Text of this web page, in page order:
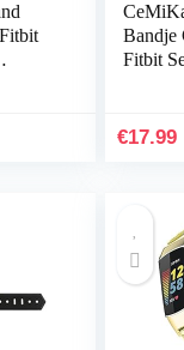
Bandje
Fitbit
€17.99